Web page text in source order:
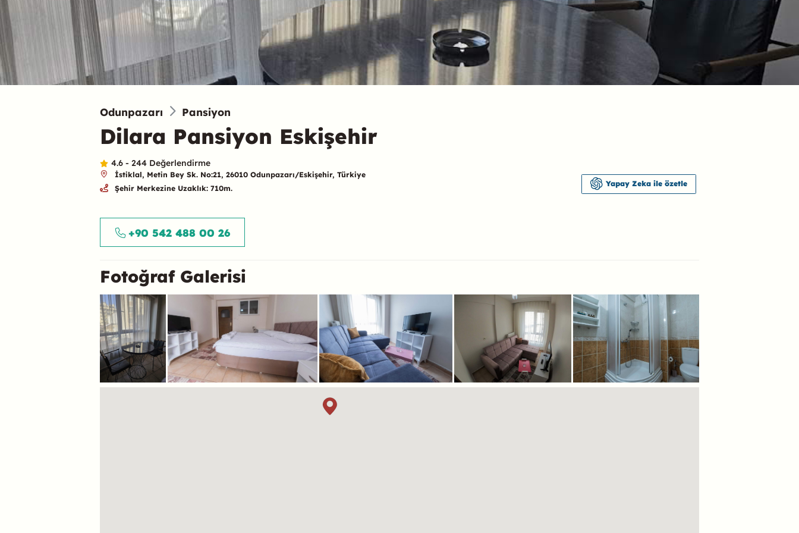
Odunpazarı Pansiyon
Dilara Pansiyon Eskişehir
4.6 - 244 Değerlendirme
İstiklal, Metin Bey Sk. No:21, 26010 Odunpazarı/Eskişehir, Türkiye
Şehir Merkezine Uzaklık: 710m.
Yapay Zeka ile özetle
Özet
+90 542 488 00 26
Fotoğraf Galerisi